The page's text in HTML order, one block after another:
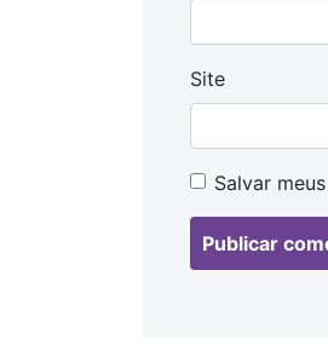
Site
Salvar